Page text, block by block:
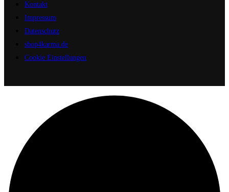
Kontakt
Impressum
Datenschutz
shop4karma.de
Cookie Einstellungen